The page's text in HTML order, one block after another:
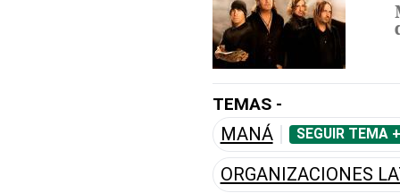
TEMAS -
MANÁ SEGUIR TEMA +
ORGANIZACIONES